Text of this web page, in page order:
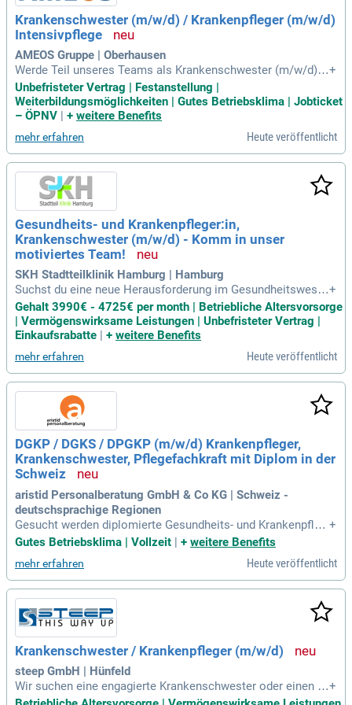
nbare Sicherheit: Ihre Dienstpläne erhalten Sie einen Monat
im Voraus, damit Sie Ihr Privatleben effizient organisieren k
önnen.
Krankenschwester (m/w/d) / Krankenpfleger (m/w/d)
Intensivpflege
AMEOS Gruppe | Oberhausen
Werde Teil unseres Teams als Krankenschwester (m/w/d) o
der Krankenpfleger (m/w/d) in der Intensivpflege! Du betreu
st Patienten auf der Intensivstation (ITS) und überwachst wi
chtigste Vitalparameter. Bei uns hast du die Möglichkeit, in
fachkräfte mit einer abgeschlossenen Ausbildung und ideal
erweise einer Fachweiterbildung in der Intensiv- und Anästh
esiepflege. Eine gute Teamfähigkeit und Verantwortungsbe
wusstsein sind für uns essenziell. Bewirb dich jetzt und gest
alte aktiv den Pflegealltag auf der Intensivstation mit!
+
Unbefristeter Vertrag | Festanstellung |
Weiterbildungsmöglichkeiten | Gutes Betriebsklima | Jobticket
– ÖPNV | + weitere Benefits
mehr erfahren Heute veröffentlicht
Gesundheits- und Krankenpfleger:in,
Krankenschwester (m/w/d) - Komm in unser
motiviertes Team!
SKH Stadtteilklinik Hamburg | Hamburg
Suchst du eine neue Herausforderung im Gesundheitswese
n? Wir heißen Gesundheits- und Krankenpfleger:innen sowie
erfahrene Altenpfleger:innen herzlich willkommen! In unsere
m familiären Team bieten wir dir eine verantwortungsvolle A
n offenen Kommunikationswegen und enger Zusammenarb
eit mit der Pflegedienstleitung. Zusätzlich erhältst du die Pl
uxee Benefits Card mit monatlich bis zu 40 EUR, die du viels
eitig nutzen kannst. Außerdem unterstützen wir deine Alters
vorsorge mit 20% auf deinen Umwandlungsbeitrag und eine
m monatlichen Zuschuss von 20 €.
+
Gehalt 3990€ - 4725€ per month | Betriebliche Altersvorsorge
| Vermögenswirksame Leistungen | Unbefristeter Vertrag |
Einkaufsrabatte
+ weitere Benefits
mehr erfahren Heute veröffentlicht
DGKP / DGKS / DPGKP (m/w/d) Krankenpfleger,
Krankenschwester, Pflegefachkraft mit Diplom in der
Schweiz
aristid Personalberatung GmbH & Co KG | Schweiz -
deutschsprachige Regionen
Gesucht werden diplomierte Gesundheits- und Krankenpfleg
er (DGKP) mit Berufserfahrung in Akut-, Intensiv-, Notfallme
Nutzen Sie Ihre Kompetenzen, um in einem dynamischen U
mfeld einen Unterschied zu machen!
+
Gutes Betriebsklima | Vollzeit | + weitere Benefits
mehr erfahren Heute veröffentlicht
Krankenschwester / Krankenpfleger (m/w/d)
steep GmbH | Hünfeld
Wir suchen eine engagierte Krankenschwester oder einen Kr
ankenpfleger (m/w/d) in Teil- oder Vollzeit. Ihre Aufgabe um
+